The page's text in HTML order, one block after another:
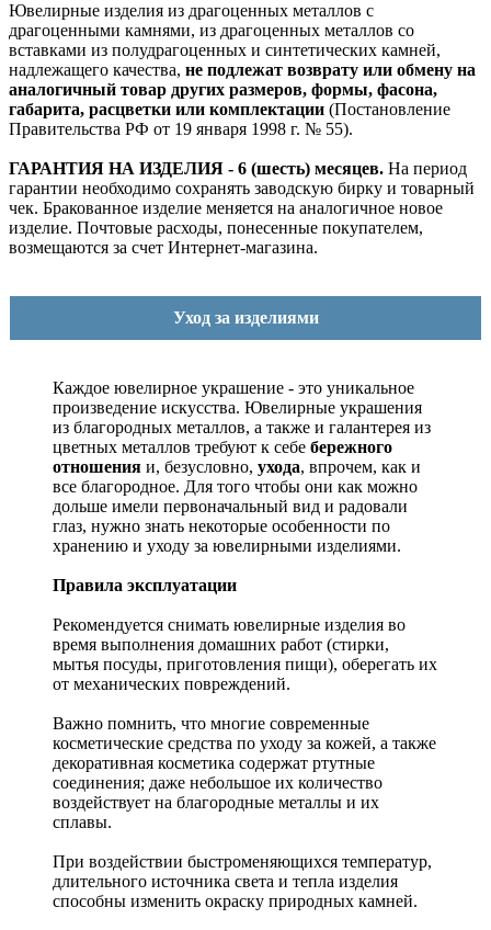
Ювелирные изделия из драгоценных металлов с
драгоценными камнями, из драгоценных металлов со
вставками из полудрагоценных и синтетических камней,
надлежащего качества, не подлежат возврату или обмену на
аналогичный товар других размеров, формы, фасона,
габарита, расцветки или комплектации (Постановление
Правительства РФ от 19 января 1998 г. № 55).
ГАРАНТИЯ НА ИЗДЕЛИЯ - 6 (шесть) месяцев. На период
гарантии необходимо сохранять заводскую бирку и товарный
чек. Бракованное изделие меняется на аналогичное новое
изделие. Почтовые расходы, понесенные покупателем,
возмещаются за счет Интернет-магазина.
Уход за изделиями
Каждое ювелирное украшение - это уникальное
произведение искусства. Ювелирные украшения
из благородных металлов, а также и галантерея из
цветных металлов требуют к себе бережного
отношения и, безусловно, ухода, впрочем, как и
все благородное. Для того чтобы они как можно
дольше имели первоначальный вид и радовали
глаз, нужно знать некоторые особенности по
хранению и уходу за ювелирными изделиями.
Правила эксплуатации
Рекомендуется снимать ювелирные изделия во
время выполнения домашних работ (стирки,
мытья посуды, приготовления пищи), оберегать их
от механических повреждений.
Важно помнить, что многие современные
косметические средства по уходу за кожей, а также
декоративная косметика содержат ртутные
соединения; даже небольшое их количество
воздействует на благородные металлы и их
сплавы.
При воздействии быстроменяющихся температур,
длительного источника света и тепла изделия
способны изменить окраску природных камней.